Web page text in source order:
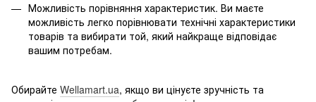
Можливість порівняння характеристик. Ви маєте
можливість легко порівнювати технічні характеристики
товарів та вибирати той, який найкраще відповідає
вашим потребам.
Обирайте Wellamart.ua, якщо ви цінуєте зручність та